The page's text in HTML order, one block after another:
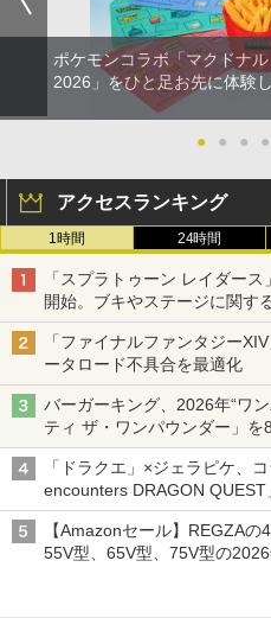
ポケモンコラボ「マクドナ
2026」をひと足お先に体験
● ● ● ●
アクセスランキング
1時間 24時間
「スプラトゥーン レイダー
開始。ブキやステージに関す
「ファイナルファンタジー
ータロード不具合を最適化
バーガーキング、2026年“ワ
ティ ザ・ワンパウンダー」を
「特製ガーリックマヨソース
「ドラクエ」×ジェラピケ、
encounters DRAGON
アイスカップに入ったスライ
オリジナルアートで登場
【Amazonセール】REGZAの
55V型、65V型、75V型の